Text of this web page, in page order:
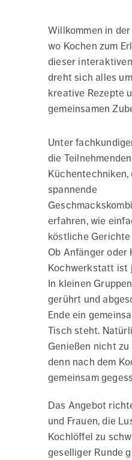
Willkommen in
wo Kochen zum
dieser
dreht sich alles
kreative Rezepte
gemeinsamen
Unter
die
Küchentechniken,
spannende
erfahren, wie
köstliche
Ob Anfänger oder
Kochwerkstatt ist
In kleinen
gerührt und
Ende ein
Tisch steht.
Genießen nicht
denn nach dem
gemeinsam
Das Angebot
und Frauen, die
Kochlöffel zu
geselliger Runde